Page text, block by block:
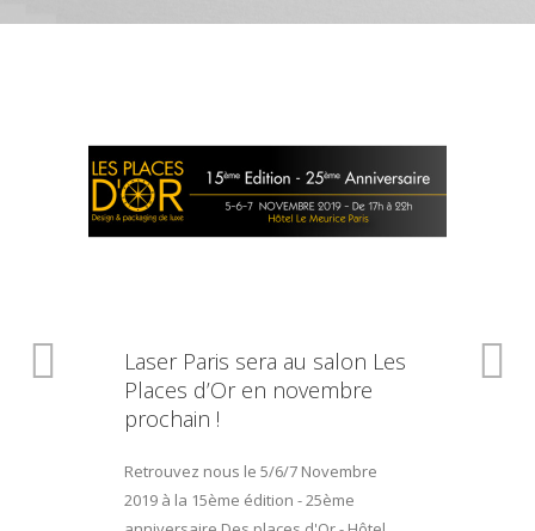
Laser Paris sera au salon Les
Places d’Or en novembre
prochain !
Retrouvez nous le 5/6/7 Novembre
2019 à la 15ème édition - 25ème